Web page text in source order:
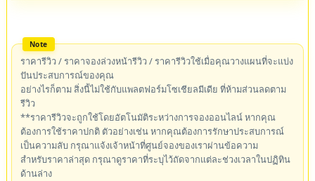
ราคารีวิว / ราคาจองล่วงหน้ารีวิว / ราคารีวิวใช้เมื่อคุณวางแผนที่จะแบ่ง
ปันประสบการณ์ของคุณ
อย่างไรก็ตาม สิ่งนี้ไม่ใช้กับแพลตฟอร์มโซเชียลมีเดีย ที่ห้ามส่วนลดตาม
รีวิว
**ราคารีวิวจะถูกใช้โดยอัตโนมัติระหว่างการจองออนไลน์ หากคุณ
ต้องการใช้ราคาปกติ ตัวอย่างเช่น หากคุณต้องการรักษาประสบการณ์
เป็นความลับ กรุณาแจ้งเจ้าหน้าที่ศูนย์จองของเราผ่านข้อความ
สำหรับราคาล่าสุด กรุณาดูราคาที่ระบุไว้ถัดจากแต่ละช่วงเวลาในปฏิทิน
ด้านล่าง